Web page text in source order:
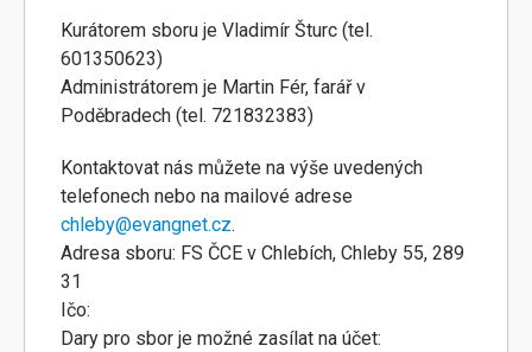
Kurátorem sboru je Vladimír Šturc (tel.
601350623)
Administrátorem je Martin Fér, farář v
Poděbradech (tel. 721832383)
Kontaktovat nás můžete na výše uvedených
telefonech nebo na mailové adrese
chleby@evangnet.cz.
Adresa sboru: FS ČCE v Chlebích, Chleby 55, 289
31
Ičo:
Dary pro sbor je možné zasílat na účet: